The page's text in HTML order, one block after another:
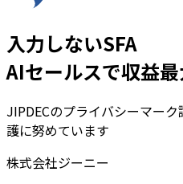
入力しないSFA
AIセールスで収益
JIPDECのプライバシーマー
護に努めています
株式会社ジーニー